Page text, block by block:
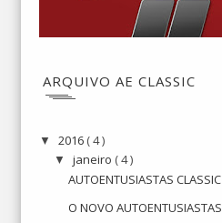
ARQUIVO AE CLASSIC
▼ 2016 ( 4 )
▼ janeiro ( 4 )
AUTOENTUSIASTAS CLASSIC
O NOVO AUTOENTUSIASTAS